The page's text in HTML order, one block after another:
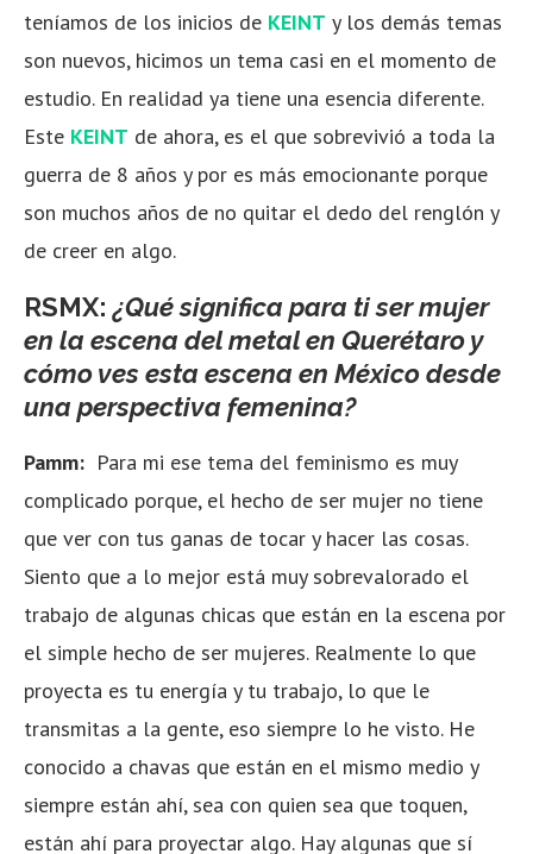
teníamos de los inicios de KEINT y los demás temas
son nuevos, hicimos un tema casi en el momento de
estudio. En realidad ya tiene una esencia diferente.
Este KEINT de ahora, es el que sobrevivió a toda la
guerra de 8 años y por es más emocionante porque
son muchos años de no quitar el dedo del renglón y
de creer en algo.
RSMX: ¿Qué significa para ti ser mujer
en la escena del metal en Querétaro y
cómo ves esta escena en México desde
una perspectiva femenina?
Pamm: Para mi ese tema del feminismo es muy
complicado porque, el hecho de ser mujer no tiene
que ver con tus ganas de tocar y hacer las cosas.
Siento que a lo mejor está muy sobrevalorado el
trabajo de algunas chicas que están en la escena por
el simple hecho de ser mujeres. Realmente lo que
proyecta es tu energía y tu trabajo, lo que le
transmitas a la gente, eso siempre lo he visto. He
conocido a chavas que están en el mismo medio y
siempre están ahí, sea con quien sea que toquen,
están ahí para proyectar algo. Hay algunas que sí